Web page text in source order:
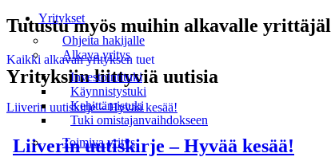
Yritykset
Ohjeita hakijalle
Alkava yritys
Investointituki
Käynnistystuki
Kehittämistuki
Tuki omistajanvaihdokseen
Toimiva yritys
Tutustu myös muihin alkavalle
Kaikki alkavan yrityksen tuet
Yrityksiin liittyviä uutisia
Liiverin uutiskirje – Hyvää kesää!
Liiverin uutiskirje – Hyvää kesää!